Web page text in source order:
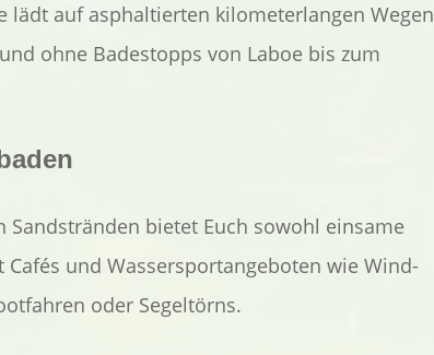
lädt auf asphaltierten kilometerlangen Wegen
ohne Badestopps von Laboe bis zum
bietet Euch sowohl einsame
und Wassersportangeboten wie Wind-
oder Segeltörns.